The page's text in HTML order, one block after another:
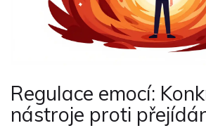
Regulace emocí:
nástroje proti